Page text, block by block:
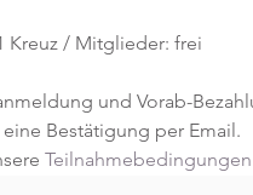
Kreuz / Mitglieder: frei
und Vorab-
Bestätigung per Email.
Teilnahmebedingungen